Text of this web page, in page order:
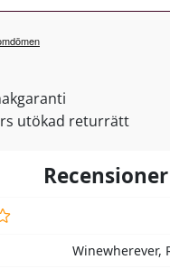
utökad returrätt
Recensioner
Winewherever,